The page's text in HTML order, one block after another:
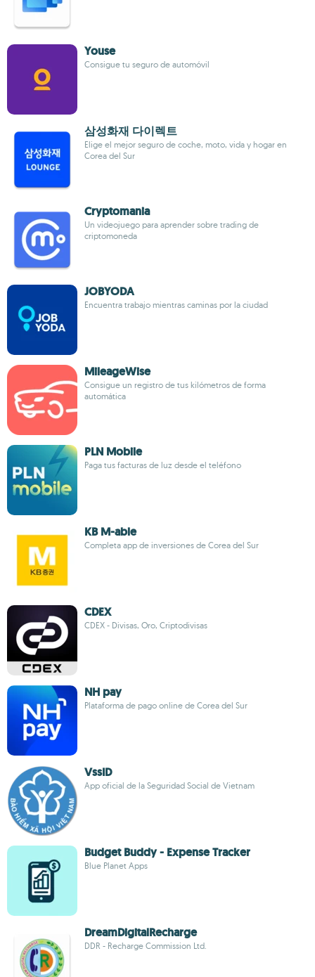
Youse
Consigue tu seguro de automóvil
삼성화재 다이렉트
Elige el mejor seguro de coche, moto, vida y hogar en
Corea del Sur
Cryptomania
Un videojuego para aprender sobre trading de
criptomoneda
JOBYODA
Encuentra trabajo mientras caminas por la ciudad
MileageWise
Consigue un registro de tus kilómetros de forma
automática
PLN Mobile
Paga tus facturas de luz desde el teléfono
KB M-able
Completa app de inversiones de Corea del Sur
CDEX
CDEX - Divisas, Oro, Criptodivisas
NH pay
Plataforma de pago online de Corea del Sur
VssID
App oficial de la Seguridad Social de Vietnam
Budget Buddy - Expense Tracker
Blue Planet Apps
DreamDigitalRecharge
DDR - Recharge Commission Ltd.